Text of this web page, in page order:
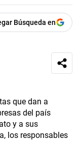
Búsqueda en
que dan a
del país
y a sus
los responsables